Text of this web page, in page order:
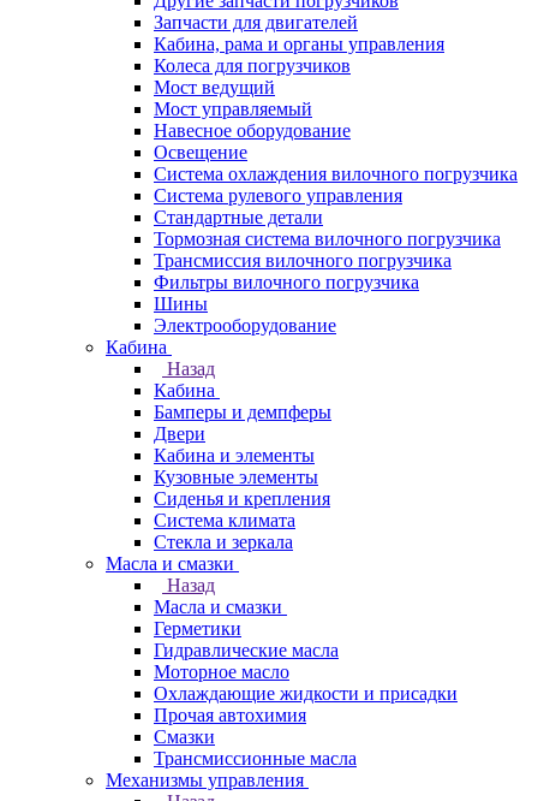
Запчасти для двигателей
Кабина, рама и органы управления
Колеса для погрузчиков
Мост ведущий
Мост управляемый
Навесное оборудование
Освещение
Система охлаждения вилочного погрузчика
Система рулевого управления
Стандартные детали
Тормозная система вилочного погрузчика
Трансмиссия вилочного погрузчика
Фильтры вилочного погрузчика
Шины
Электрооборудование
Кабина
Назад
Кабина
Бамперы и демпферы
Двери
Кабина и элементы
Кузовные элементы
Сиденья и крепления
Система климата
Стекла и зеркала
Масла и смазки
Назад
Масла и смазки
Герметики
Гидравлические масла
Моторное масло
Охлаждающие жидкости и присадки
Прочая автохимия
Смазки
Трансмиссионные масла
Механизмы управления